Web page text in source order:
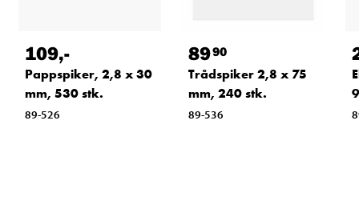
109,-
Pappspiker, 2,8 x 30
mm, 530 stk.
89-526
8990
Trådspiker 2,8 x 75
mm, 240 stk.
89-536